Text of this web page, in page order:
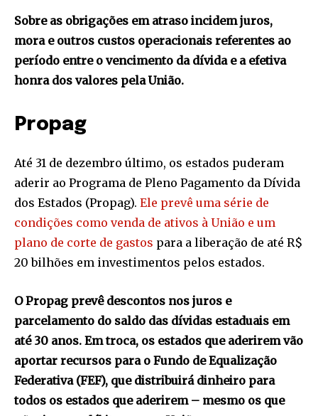
Sobre as obrigações em atraso incidem juros,
mora e outros custos operacionais referentes ao
período entre o vencimento da dívida e a efetiva
honra dos valores pela União.
Propag
Até 31 de dezembro último, os estados puderam
aderir ao Programa de Pleno Pagamento da Dívida
dos Estados (Propag). Ele prevê uma série de
condições como venda de ativos à União e um
plano de corte de gastos para a liberação de até R$
20 bilhões em investimentos pelos estados.
O Propag prevê descontos nos juros e
parcelamento do saldo das dívidas estaduais em
até 30 anos. Em troca, os estados que aderirem vão
aportar recursos para o Fundo de Equalização
Federativa (FEF), que distribuirá dinheiro para
todos os estados que aderirem – mesmo os que